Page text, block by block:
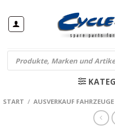
Inhalt
springen
Products
search
START / AUSVERKAUF